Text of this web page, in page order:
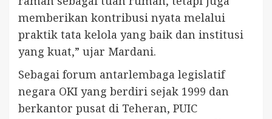
memberikan kontribusi nyata melalui
praktik tata kelola yang baik dan institusi
yang kuat,” ujar Mardani.
Sebagai forum antarlembaga legislatif
negara OKI yang berdiri sejak 1999 dan
berkantor pusat di Teheran, PUIC